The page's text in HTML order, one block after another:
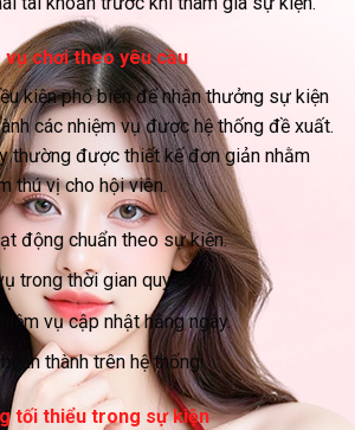
vụ chơi theo yêu cầu
kiện phổ biến để nhận thưởng sự kiện
các nhiệm vụ được hệ thống đề xuất.
thường được thiết kế đơn giản nhằm
thú vị cho hội viên.
động chuẩn theo sự kiện.
trong thời gian quy định.
vụ cập nhật hằng ngày.
thành trên hệ thống.
tối thiểu trong sự kiện